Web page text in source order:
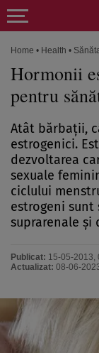
Home • Health •
Hormonii
pentru
Atât bărbaţii,
estrogenici.
dezvoltarea
sexuale
ciclului
estrogeni
suprarenale şi
Publicat: 15-05-2013,
Actualizat: 08-06-